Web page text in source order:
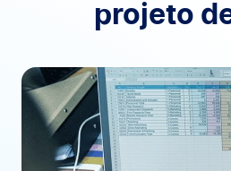
projeto